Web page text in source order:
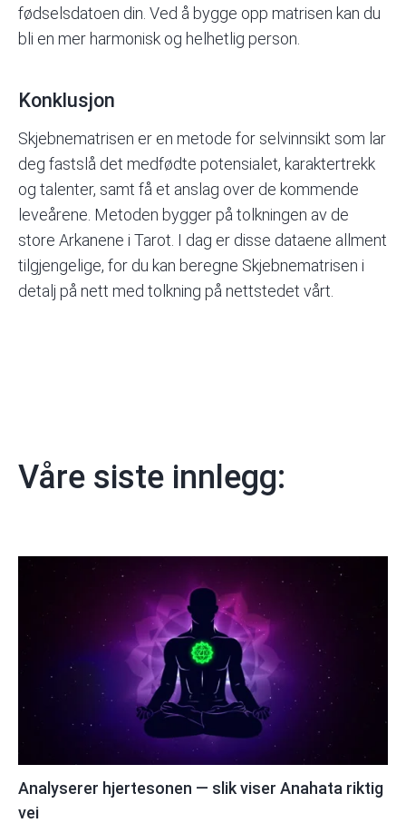
fødselsdatoen din. Ved å bygge opp matrisen kan du
bli en mer harmonisk og helhetlig person.
Konklusjon
Skjebnematrisen er en metode for selvinnsikt som lar
deg fastslå det medfødte potensialet, karaktertrekk
og talenter, samt få et anslag over de kommende
leveårene. Metoden bygger på tolkningen av de
store Arkanene i Tarot. I dag er disse dataene allment
tilgjengelige, for du kan beregne Skjebnematrisen i
detalj på nett med tolkning på nettstedet vårt.
Våre siste innlegg:
Analyserer hjertesonen — slik viser Anahata riktig
vei